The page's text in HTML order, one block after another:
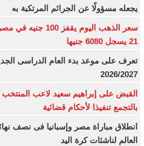
يجعله مسؤولًا عن الجرائم المرتكبة به
سعر الذهب اليوم يقفز 100
21 يسجل 6080 جنيها
تعرف على موعد بدء العام الدراسى
2026/2027
القبض على إبراهيم سعيد لاعب المنتخب
بالتجمع تنفيذا لأحكام قضائية
انطلاق مباراة مصر وإسبانيا فى نصف
العالم لناشئات كرة اليد